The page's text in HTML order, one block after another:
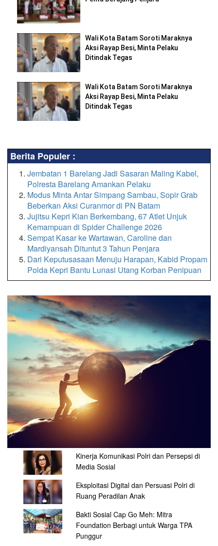
Wali Kota Batam Soroti Maraknya
Aksi Rayap Besi, Minta Pelaku
Ditindak Tegas
Wali Kota Batam Soroti Maraknya
Aksi Rayap Besi, Minta Pelaku
Ditindak Tegas
Berita Populer :
Jembatan 1 Barelang Jadi Sasaran Maling Kabel,
Polresta Barelang Amankan Pelaku
Modus Minta Antar Simpang Sambau, Sopir Grab
Beberkan Aksi Curanmor di PN Batam
Jujitsu Kepri Kian Berkembang, 67 Atlet Unjuk
Kemampuan di Spider Challenge 2026
Sempat Kasar ke Wartawan, Caroline dan
Mardiyansah Dituntut 3 Tahun Penjara
Dari Keputusasaan Menuju Harapan, Kabid Propam
Polda Kepri Bantu Lunasi Utang Korban Penipuan
Kinerja Komunikasi Polri dan Persepsi di
Media Sosial
Eksploitasi Digital dan Persuasi Polri di
Ruang Peradilan Anak
Bakti Sosial Cap Go Meh: Mitra
Foundation Berbagi untuk Warga TPA
Punggur